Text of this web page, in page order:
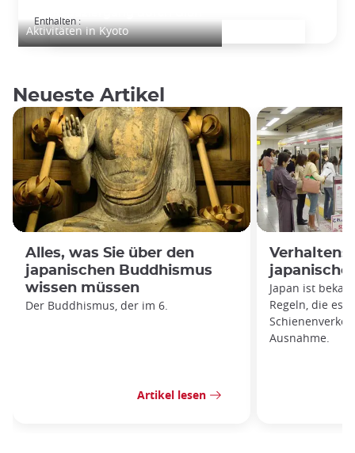
Aktivitäten in Kyoto
Enthalten :
Neueste Artikel
Alles, was Sie über den
japanischen Buddhismus
wissen müssen
Der Buddhismus, der im 6.
Artikel lesen
Japan ist
Regeln, die es
Ausnahme.